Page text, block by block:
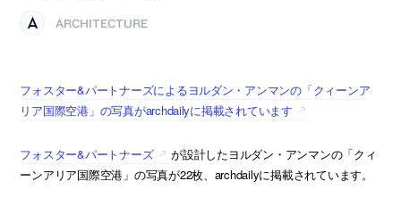
ARCHITECTURE
フォスター&パートナーズによるヨルダン・アンマンの「クィーンア
リア国際空港」の写真がarchdailyに掲載されています
フォスター&パートナーズ
が設計したヨルダン・アンマンの「クィ
ーンアリア国際空港」の写真が22枚、archdailyに掲載されています。